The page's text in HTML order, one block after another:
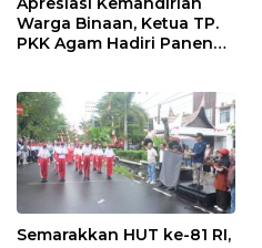
Warga Binaan, Ketua TP.
PKK Agam Hadiri Panen
Semarakkan HUT ke-81 RI,